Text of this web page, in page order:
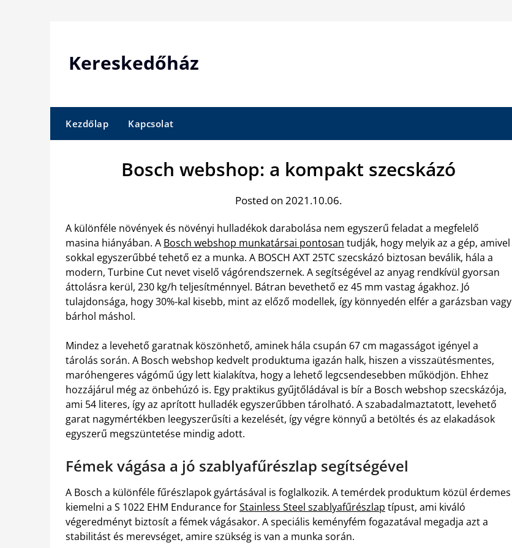
Kereskedőház
Kezdőlap Kapcsolat
Bosch webshop: a kompakt szecskázó
Posted on 2021.10.06.
A különféle növények és növényi hulladékok darabolása nem egyszerű feladat a megfelelő
masina hiányában. A Bosch webshop munkatársai pontosan tudják, hogy melyik az a gép, amivel
sokkal egyszerűbbé tehető ez a munka. A BOSCH AXT 25TC szecskázó biztosan beválik, hála a
modern, Turbine Cut nevet viselő vágórendszernek. A segítségével az anyag rendkívül gyorsan
áttolásra kerül, 230 kg/h teljesítménnyel. Bátran bevethető ez 45 mm vastag ágakhoz. Jó
tulajdonsága, hogy 30%-kal kisebb, mint az előző modellek, így könnyedén elfér a garázsban vagy
bárhol máshol.
Mindez a levehető garatnak köszönhető, aminek hála csupán 67 cm magasságot igényel a
tárolás során. A Bosch webshop kedvelt produktuma igazán halk, hiszen a visszaütésmentes,
maróhengeres vágómű úgy lett kialakítva, hogy a lehető legcsendesebben működjön. Ehhez
hozzájárul még az önbehúzó is. Egy praktikus gyűjtőládával is bír a Bosch webshop szecskázója,
ami 54 literes, így az aprított hulladék egyszerűbben tárolható. A szabadalmaztatott, levehető
garat nagymértékben leegyszerűsíti a kezelését, így végre könnyű a betöltés és az elakadások
egyszerű megszüntetése mindig adott.
Fémek vágása a jó szablyafűrészlap segítségével
A Bosch a különféle fűrészlapok gyártásával is foglalkozik. A temérdek produktum közül érdemes
kiemelni a S 1022 EHM Endurance forStainless Steel szablyafűrészlap típust, ami kiváló
végeredményt biztosít a fémek vágásakor. A speciális keményfém fogazatával megadja azt a
stabilitást és merevséget, amire szükség is van a munka során.